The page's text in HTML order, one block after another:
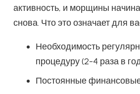
активность, и морщины
снова. Что это означает для
Необходимость
процедуру (2-4 раза в
Постоянные